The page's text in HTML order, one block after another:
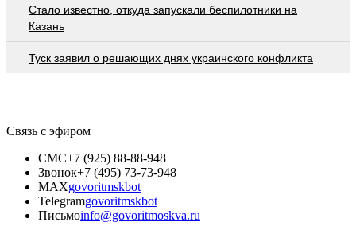
Стало известно, откуда запускали беспилотники на
Казань
Туск заявил о решающих днях украинского конфликта
Связь с эфиром
СМС+7 (925) 88-88-948
Звонок+7 (495) 73-73-948
MAXgovoritmskbot
Telegramgovoritmskbot
Письмоinfo@govoritmoskva.ru